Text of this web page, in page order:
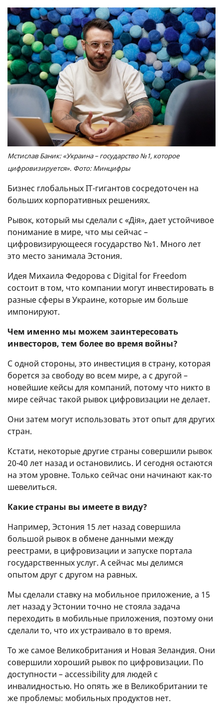
Мстислав Баник: «Украина – государство №1, которое
цифровизируется». Фото: Минцифры
Бизнес глобальных IT-гигантов сосредоточен на
больших корпоративных решениях.
Рывок, который мы сделали с «Дія», дает устойчивое
понимание в мире, что мы сейчас –
цифровизирующееся государство №1. Много лет
это место занимала Эстония.
Идея Михаила Федорова с Digital for Freedom
состоит в том, что компании могут инвестировать в
разные сферы в Украине, которые им больше
импонируют.
Чем именно мы можем заинтересовать
инвесторов, тем более во время войны?
С одной стороны, это инвестиция в страну, которая
борется за свободу во всем мире, а с другой –
новейшие кейсы для компаний, потому что никто в
мире сейчас такой рывок цифровизации не делает.
Они затем могут использовать этот опыт для других
стран.
Кстати, некоторые другие страны совершили рывок
20-40 лет назад и остановились. И сегодня остаются
на этом уровне. Только сейчас они начинают как-то
шевелиться.
Какие страны вы имеете в виду?
Например, Эстония 15 лет назад совершила
большой рывок в обмене данными между
реестрами, в цифровизации и запуске портала
государственных услуг. А сейчас мы делимся
опытом друг с другом на равных.
Мы сделали ставку на мобильное приложение, а 15
лет назад у Эстонии точно не стояла задача
переходить в мобильные приложения, поэтому они
сделали то, что их устраивало в то время.
То же самое Великобритания и Новая Зеландия. Они
совершили хороший рывок по цифровизации. По
доступности – accessibility для людей с
инвалидностью. Но опять же в Великобритании те
же проблемы: мобильных продуктов нет.